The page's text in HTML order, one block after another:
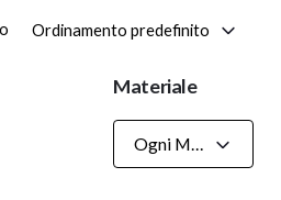
Ordinamento predefinito
Materiale
Ogni Materiale